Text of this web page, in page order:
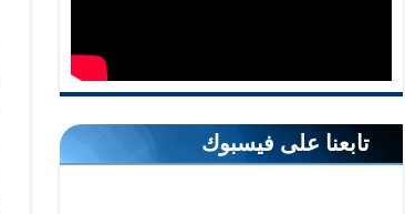
تابعنا على فيسبوك